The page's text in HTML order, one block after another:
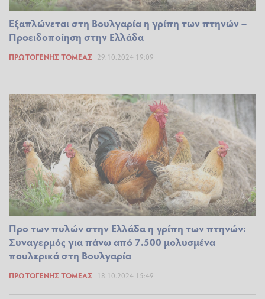
Εξαπλώνεται στη Βουλγαρία η γρίπη των πτηνών –
Προειδοποίηση στην Ελλάδα
ΠΡΩΤΟΓΕΝΉΣ ΤΟΜΈΑΣ 29.10.2024 19:09
Προ των πυλών στην Ελλάδα η γρίπη των πτηνών:
Συναγερμός για πάνω από 7.500 μολυσμένα
πουλερικά στη Βουλγαρία
ΠΡΩΤΟΓΕΝΉΣ ΤΟΜΈΑΣ 18.10.2024 15:49